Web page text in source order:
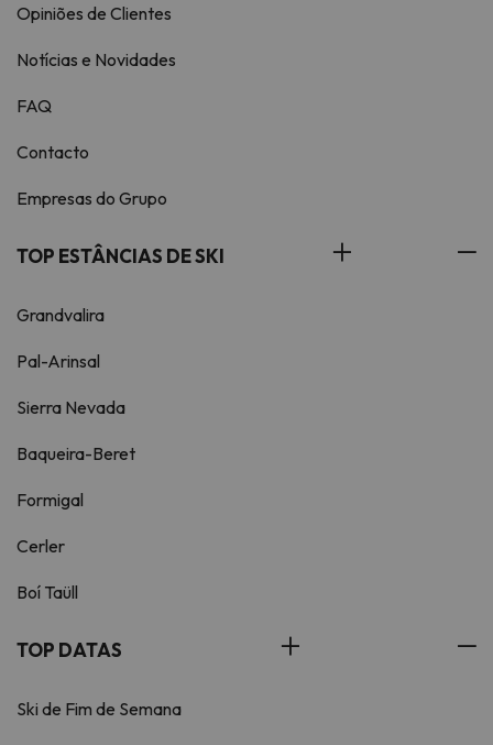
Opiniões de Clientes
Notícias e Novidades
FAQ
Contacto
Empresas do Grupo
TOP ESTÂNCIAS DE SKI
Grandvalira
Pal-Arinsal
Sierra Nevada
Baqueira-Beret
Formigal
Cerler
Boí Taüll
TOP DATAS
Ski de Fim de Semana